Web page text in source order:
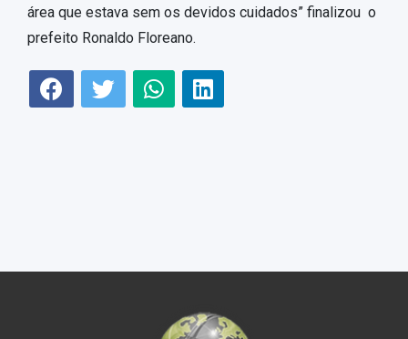
área que estava sem os devidos cuidados” finalizou o
prefeito Ronaldo Floreano.